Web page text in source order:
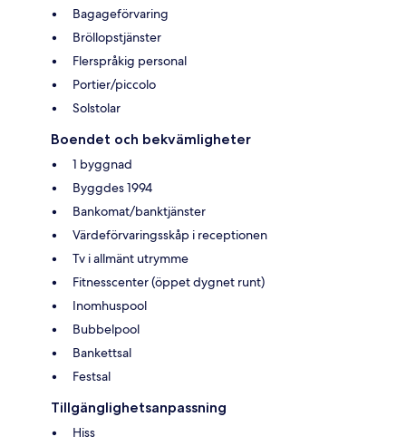
Bagageförvaring
Bröllopstjänster
Flerspråkig personal
Portier/piccolo
Solstolar
Boendet och bekvämligheter
1 byggnad
Byggdes 1994
Bankomat/banktjänster
Värdeförvaringsskåp i receptionen
Tv i allmänt utrymme
Fitnesscenter (öppet dygnet runt)
Inomhuspool
Bubbelpool
Bankettsal
Festsal
Tillgänglighetsanpassning
Hiss